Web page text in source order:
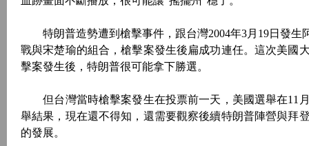
特朗普造勢遭到槍擊事件，跟台灣2004年3月19日發生
戰與宋楚瑜的組合，槍擊案發生後扁成功連任。這次美國
擊案發生後，特朗普很可能拿下勝選。
但台灣當時槍擊案發生在投票前一天，美國選舉在11
舉結果，現在還不得知，還需要觀察後續特朗普陣營與拜
的發展。